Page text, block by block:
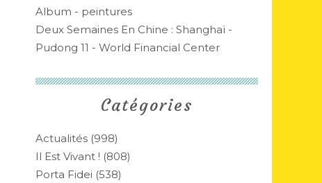
Catégories
Actualités (998)
Il Est Vivant ! (808)
Porta Fidei (538)
Album - peintures
Deux Semaines En Chine : Shanghaï -
Pudong 11 - World Financial Center